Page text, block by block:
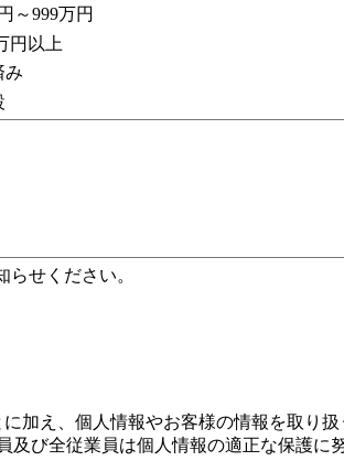
～999万円
円以上
み
らせください。
加え、個人情報やお客様の情報を取り
び全従業員は個人情報の適正な保護に